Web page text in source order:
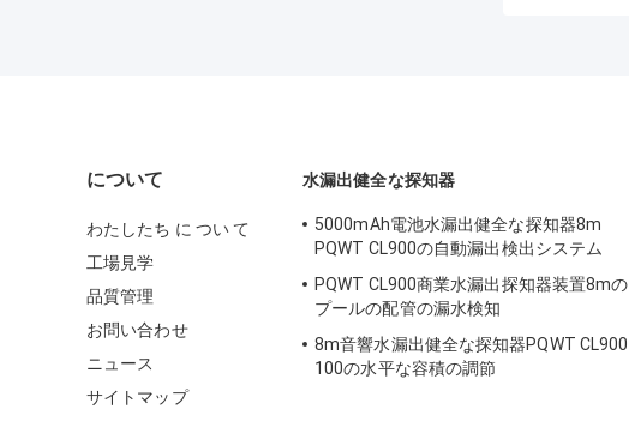
について
わたしたち に つい て
工場見学
品質管理
お問い合わせ
ニュース
サイトマップ
水漏出健全な探知器
5000mAh電池水漏出健全な探知器8m
PQWT CL900の自動漏出検出システム
PQWT CL900商業水漏出探知器装置8mの
プールの配管の漏水検知
8m音響水漏出健全な探知器PQWT CL900
100の水平な容積の調節